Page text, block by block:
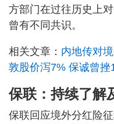
方部门在过往历史上
曾有不同共识。
相关文章： 内地传对
敦股价泻7% 保诚曾挫
保联：持续了解
保联回应境外分红险